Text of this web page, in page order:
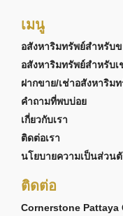
เมนู
อสังหาริมทรัพย์สำหรับ
อสังหาริมทรัพย์สำหรับเ
ฝากขาย/เช่าอสังหาริม
คำถามที่พบบ่อย
เกี่ยวกับเรา
ติดต่อเรา
นโยบายความเป็นส่วน
ติดต่อ
Cornerstone Pattaya